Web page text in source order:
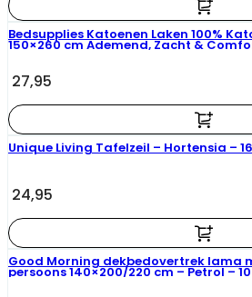
Bedsupplies Katoenen Laken 100%
150×260 cm Ademend, Zacht &
27,95
Unique Living Tafelzeil – Hortensia –
24,95
Good Morning dekbedovertrek lama
persoons 140×200/220 cm – Petrol –